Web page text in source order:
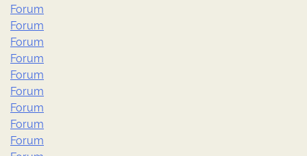
Forum
Forum
Forum
Forum
Forum
Forum
Forum
Forum
Forum